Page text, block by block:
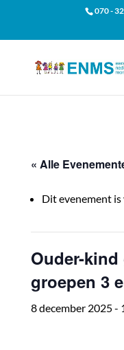
070 -
« Alle
Dit evenement
Ouder-kind
groepen 3
8 december 2025-